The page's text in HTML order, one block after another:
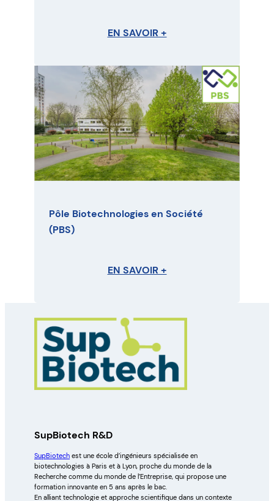
EN SAVOIR +
Pôle Biotechnologies en Société
(PBS)
EN SAVOIR +
SupBiotech R&D
SupBiotech est une école d’ingénieurs spécialisée en
biotechnologies à Paris et à Lyon, proche du monde de la
Recherche comme du monde de l’Entreprise, qui propose une
formation innovante en 5 ans après le bac.
En alliant technologie et approche scientifique dans un contexte